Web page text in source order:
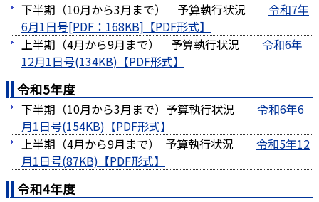
下半期（10月から3月まで） 予算執行状況 令和7年
6月1日号[PDF：168KB]
上半期（4月から9月まで） 予算執行状況 令和6年
12月1日号(134KB)
令和5年度
下半期（10月から3月まで）予算執行状況 令和6年6
月1日号(154KB)
上半期（4月から9月まで） 予算執行状況 令和5年12
月1日号(87KB)
令和4年度